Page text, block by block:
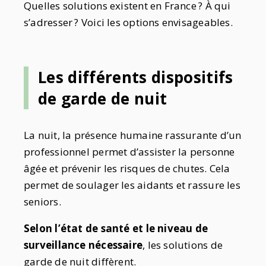
Quelles solutions existent en France? À qui
s’adresser? Voici les options envisageables.
Les différents dispositifs
de garde de nuit
La nuit, la présence humaine rassurante d’un
professionnel permet d’assister la personne
âgée et prévenir les risques de chutes. Cela
permet de soulager les aidants et rassure les
seniors.
Selon l’état de santé et le niveau de
surveillance nécessaire, les solutions de
garde de nuit diffèrent.